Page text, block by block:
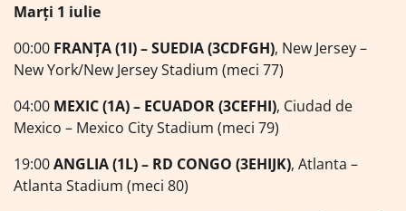
Marți 1 iulie
00:00 FRANȚA (1I) – SUEDIA (3CDFGH), New Jersey –
New York/New Jersey Stadium (meci 77)
04:00 MEXIC (1A) – ECUADOR (3CEFHI), Ciudad de
Mexico – Mexico City Stadium (meci 79)
19:00ANGLIA (1L) – RD CONGO (3EHIJK), Atlanta –
Atlanta Stadium (meci 80)